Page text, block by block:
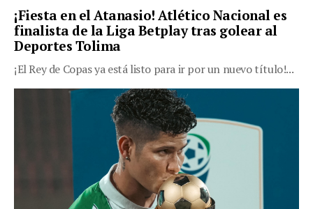
¡Fiesta en el Atanasio! Atlético Nacional es
finalista de la Liga Betplay tras golear al
Deportes Tolima
¡El Rey de Copas ya está listo para ir por un nuevo título!...